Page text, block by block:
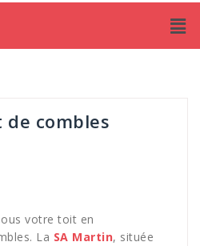
combles
votre toit en
La SA Martin, située